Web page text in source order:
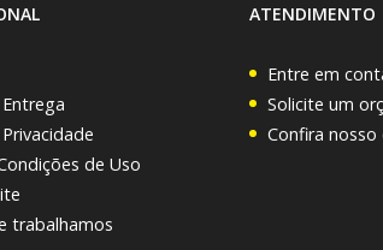
de Uso
trabalhamos
ATENDIMENTO
Entre em
Solicite um
Confira